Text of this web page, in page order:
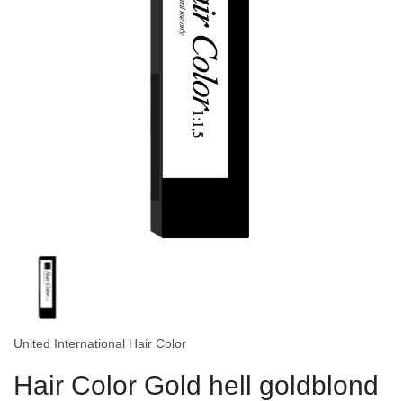
United International Hair Color
Hair Color Gold hell goldblond